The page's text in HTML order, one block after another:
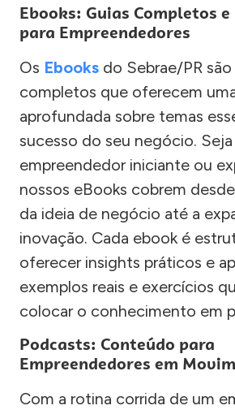
Ebooks: Guias Completos
para Empreendedores
Os Ebooks do Sebrae/PR são
completos que oferecem
aprofundada sobre temas
sucesso do seu negócio.
empreendedor iniciante ou
nossos eBooks cobrem
da ideia de negócio até a
inovação. Cada ebook é
oferecer insights práticos e
exemplos reais e exercícios
colocar o conhecimento em
Podcasts: Conteúdo para
Empreendedores em
Com a rotina corrida de um